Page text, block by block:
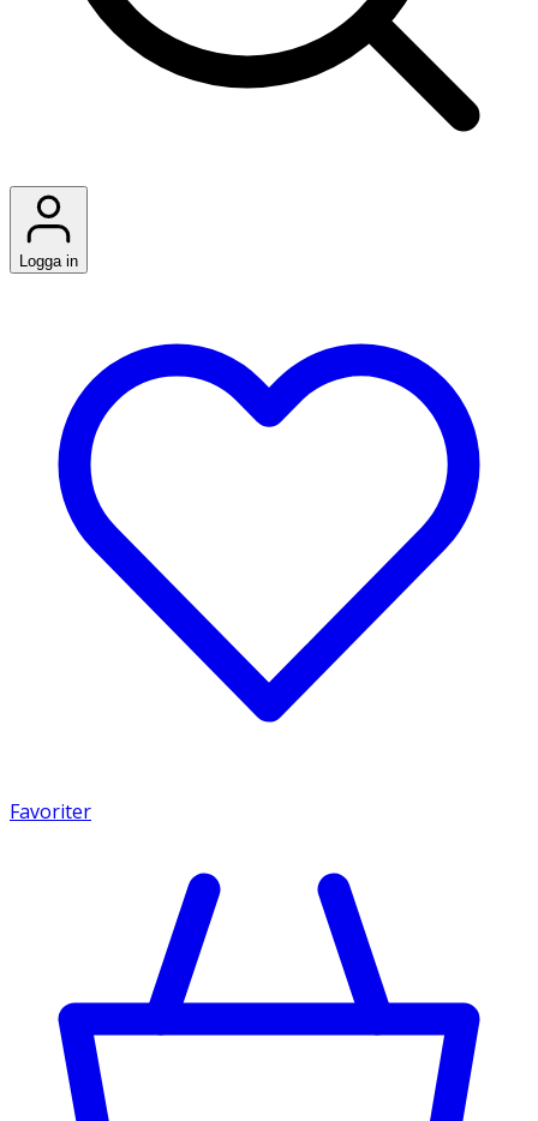
Logga in
Favoriter